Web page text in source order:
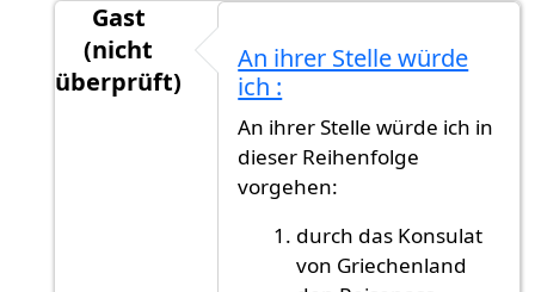
Gast
(nicht
überprüft)
Die Staatsbürgerschaft hat… von
An ihrer Stelle würde
ich :
An ihrer Stelle würde ich in
dieser Reihenfolge
vorgehen:
durch das Konsulat
von Griechenland